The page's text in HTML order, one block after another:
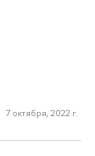
7 октября, 2022 г.